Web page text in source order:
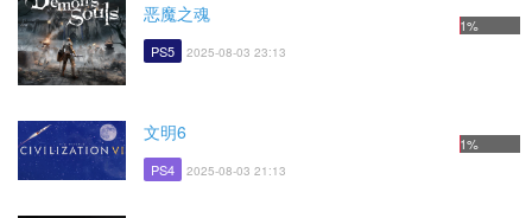
恶魔之魂
PS5 2025-08-03 23:13
1%
文明6
PS4 2025-08-03 21:13
1%